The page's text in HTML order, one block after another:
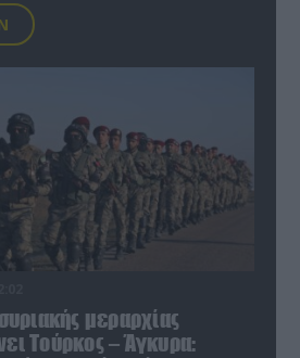
μεραρχίας
Τούρκος – Άγκυρα: